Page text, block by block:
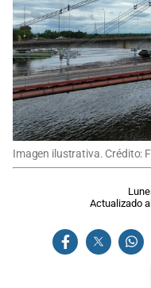
Imagen ilustrativa. Crédito:
Actualizado